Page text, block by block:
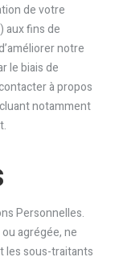
de votre
aux fins de
notre
le biais de
à propos
notamment
Personnelles.
agrégée, ne
les sous-traitants